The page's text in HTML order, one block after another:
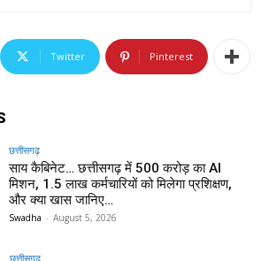
Twitter Pinterest
छत्तीसगढ़
साय कैबिनेट… छत्तीसगढ़ में 500 करोड़ का AI
मिशन, 1.5 लाख कर्मचारियों को मिलेगा प्रशिक्षण,
और क्या खास जानिए…
Swadha - August 5, 2026
छत्तीसगढ़